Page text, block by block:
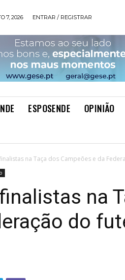
7, 2026 ENTRAR / REGISTRAR
ESPOSENDE OPINIÃO
na Taça dos Campeões e da
na
do